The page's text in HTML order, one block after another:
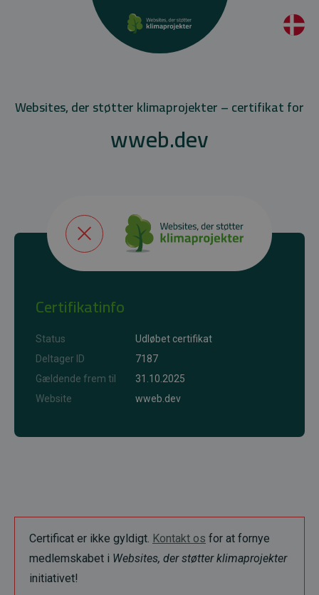
Websites, der støtter klimaprojekter – certifikat for
wweb.dev
Certifikatinfo
Status
Udløbet certifikat
Deltager ID
7187
Gældende frem til
31.10.2025
Website
wweb.dev
Certificat er ikke gyldigt. Kontakt os for at fornye
medlemskabet i Websites, der støtter klimaprojekter
initiativet!